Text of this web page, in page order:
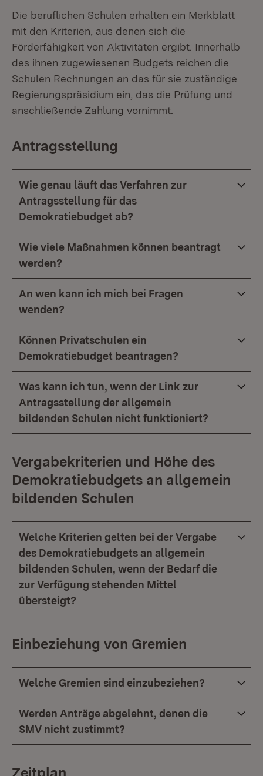
Die beruflichen Schulen erhalten ein Merkblatt
mit den Kriterien, aus denen sich die
Förderfähigkeit von Aktivitäten ergibt. Innerhalb
des ihnen zugewiesenen Budgets reichen die
Schulen Rechnungen an das für sie zuständige
Regierungspräsidium ein, das die Prüfung und
anschließende Zahlung vornimmt.
Antragsstellung
Wie genau läuft das Verfahren zur
Antragsstellung für das
Demokratiebudget ab?
Wie viele Maßnahmen können beantragt
werden?
An wen kann ich mich bei Fragen
wenden?
Können Privatschulen ein
Demokratiebudget beantragen?
Was kann ich tun, wenn der Link zur
Antragsstellung der allgemein
bildenden Schulen nicht funktioniert?
Vergabekriterien und Höhe des
Demokratiebudgets an allgemein
bildenden Schulen
Welche Kriterien gelten bei der Vergabe
des Demokratiebudgets an allgemein
bildenden Schulen, wenn der Bedarf die
zur Verfügung stehenden Mittel
übersteigt?
Einbeziehung von Gremien
Welche Gremien sind einzubeziehen?
Werden Anträge abgelehnt, denen die
SMV nicht zustimmt?